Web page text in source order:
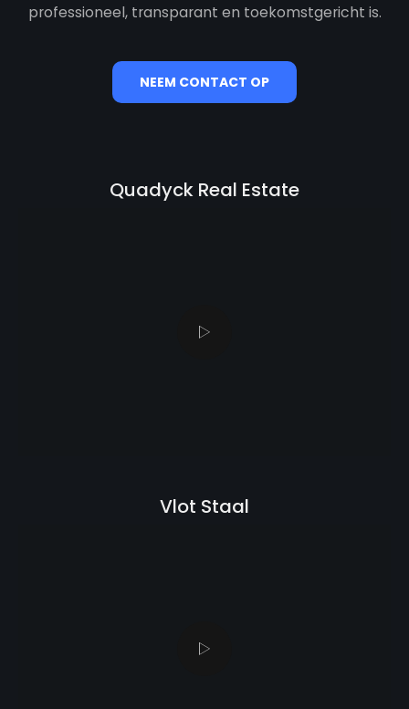
professioneel, transparant en toekomstgericht is.
NEEM CONTACT OP
Quadyck Real Estate
Vlot Staal